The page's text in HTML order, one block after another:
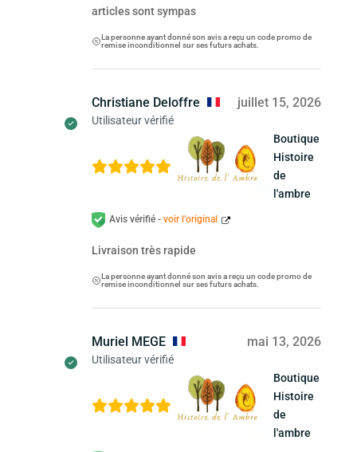
articles sont sympas
La personne ayant donné son avis a reçu un code promo de
remise inconditionnel sur ses futurs achats.
Christiane Deloffre
Utilisateur vérifié
juillet 15, 2026
Boutique
Histoire
de
l'ambre
Avis vérifié - voir l’original
Livraison très rapide
La personne ayant donné son avis a reçu un code promo de
remise inconditionnel sur ses futurs achats.
Muriel MEGE
Utilisateur vérifié
mai 13, 2026
Boutique
Histoire
de
l'ambre